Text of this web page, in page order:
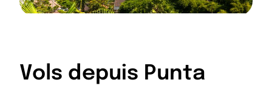
Vols depuis Punta